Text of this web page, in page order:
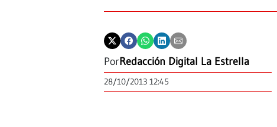
PorRedacción Digital La Estrella
28/10/2013 12:45